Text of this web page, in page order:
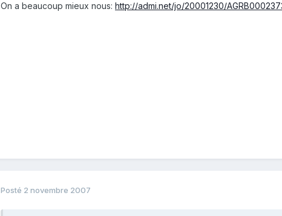
On a beaucoup mieux nous: http://admi.net/jo/20001230/
Posté 2 novembre 2007